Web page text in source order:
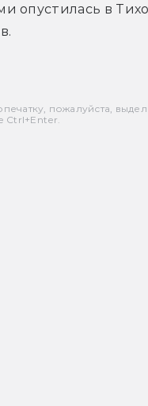
опустилась в
пожалуйста,
Ctrl+Enter.